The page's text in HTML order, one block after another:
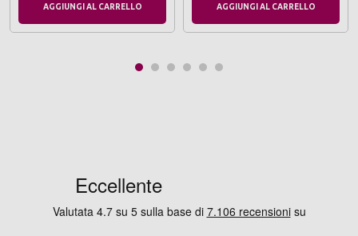
AGGIUNGI AL CARRELLO AGGIUNGI AL CARRELLO